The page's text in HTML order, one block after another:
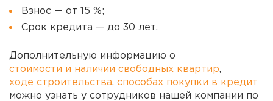
Взнос — от 15 %;
Срок кредита — до 30 лет.
Дополнительную информацию о
стоимости и наличии свободных квартир,
ходе строительства, способах покупки в кредит
можно узнать у сотрудников нашей компании по